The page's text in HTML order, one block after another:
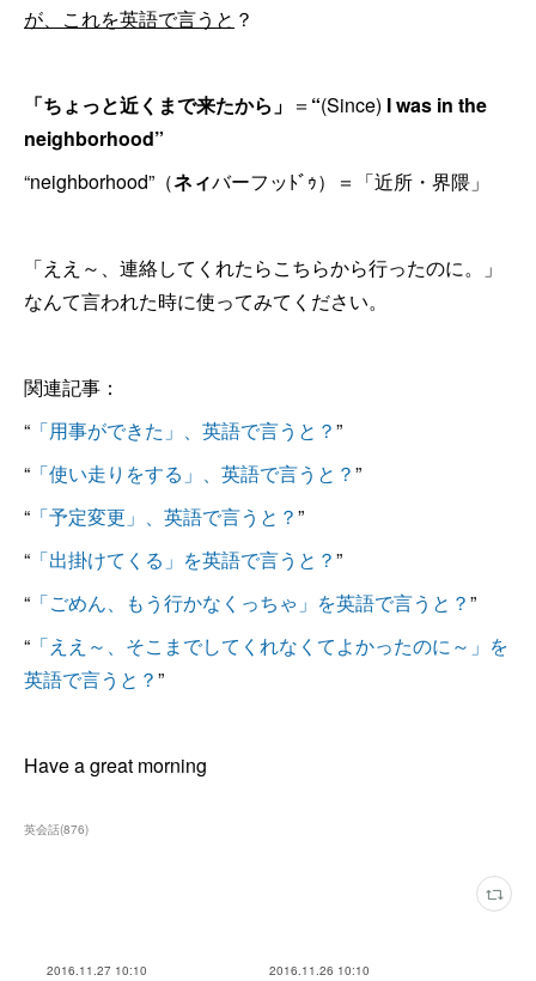
が、これを英語で言うと ？
「ちょっと近くまで来たから」 ＝ “(Since) I was in the
neighborhood”
“neighborhood”（ネィバーフッﾄﾞｩ）＝「近所・界隈」
「ええ～、連絡してくれたらこちらから行ったのに。」
なんて言われた時に使ってみてください。
関連記事：
“ 「用事ができた」、英語で言うと？”
“ 「使い走りをする」、英語で言うと？”
“ 「予定変更」、英語で言うと？”
“ 「出掛けてくる」を英語で言うと？”
“ 「ごめん、もう行かなくっちゃ」を英語で言うと？”
“ 「ええ～、そこまでしてくれなくてよかったのに～」を
英語で言うと？”
Have a great morning
英会話(876)
2016.11.27 10:10 2016.11.26 10:10